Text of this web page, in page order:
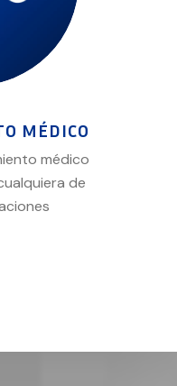
MÉDICO
médico
de